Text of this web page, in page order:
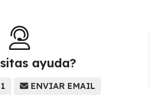
ayuda?
ENVIAR EMAIL